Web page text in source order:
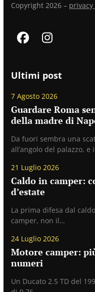
Copyright 2026 –
FacebookInstagram
Ultimi post
7 Agosto 2026
Guardare Roma
della madre di
Da fuori sembra una
all’angolo del palazzo, e
21 Luglio 2026
Caldo in camper:
d’estate
La prima difesa dal
camper, non il…
24 Luglio 2026
Motore camper:
numeri
Un Ducato 2.5 TD del